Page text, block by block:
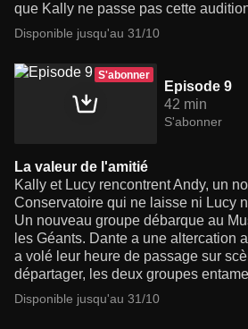
que Kally ne passe pas cette
Disponible jusqu'au 31/10
S'abonner
Episode 9
42 min
S'abonner
La valeur de l'amitié
Kally et Lucy rencontrent Andy, un
Conservatoire qui ne laisse ni Lucy
Un nouveau groupe débarque au
les Géants. Dante a une altercation
a volé leur heure de passage sur
départager, les deux groupes
Disponible jusqu'au 31/10